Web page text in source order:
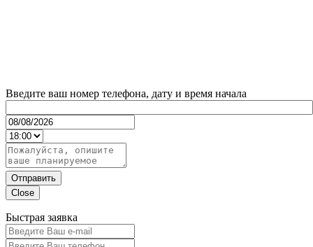
Введите ваш номер телефона, дату и время начала
Отправить
Close
Быстрая заявка